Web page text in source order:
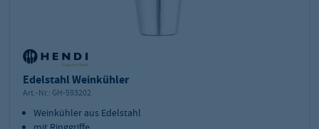
Edelstahl Weinkühler
Art.-Nr.: GH-593202
Weinkühler aus Edelstahl